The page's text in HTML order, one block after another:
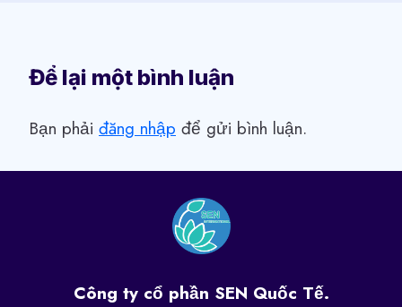
Để lại một bình luận
Bạn phải đăng nhập để gửi bình luận.
Công ty cổ phần SEN Quốc Tế.